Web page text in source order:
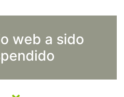
web a sido